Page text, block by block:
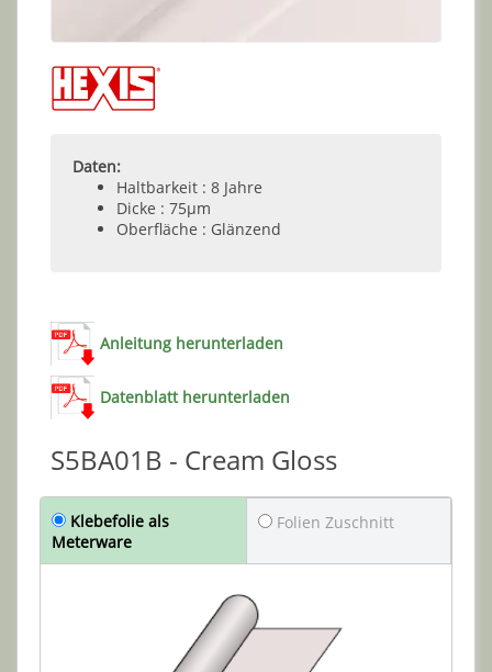
Daten:
Haltbarkeit : 8 Jahre
Dicke : 75µm
Oberfläche : Glänzend
Anleitung herunterladen
Datenblatt herunterladen
S5BA01B - Cream Gloss
Klebefolie als
Meterware
Folien Zuschnitt